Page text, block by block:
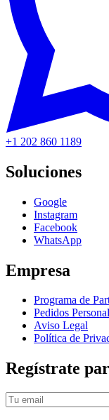
+1 202 860 1189
Soluciones
Google
Instagram
Facebook
WhatsApp
Empresa
Programa de
Pedidos
Aviso Legal
Política de
Regístrate